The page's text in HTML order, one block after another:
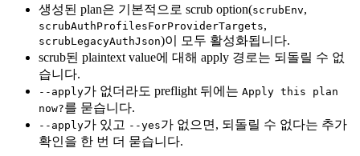
생성된 plan은 기본적으로 scrub option(scrubEnv,
scrubAuthProfilesForProviderTargets,
scrubLegacyAuthJson)이 모두 활성화됩니다.
scrub된 plaintext value에 대해 apply 경로는 되돌릴 수 없
습니다.
--apply가 없더라도 preflight 뒤에는 Apply this plan
now?를 묻습니다.
--apply가 있고 --yes가 없으면, 되돌릴 수 없다는 추가
확인을 한 번 더 묻습니다.